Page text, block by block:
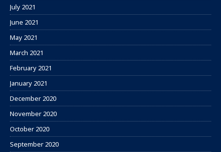
July 2021
June 2021
May 2021
March 2021
February 2021
January 2021
December 2020
November 2020
October 2020
September 2020